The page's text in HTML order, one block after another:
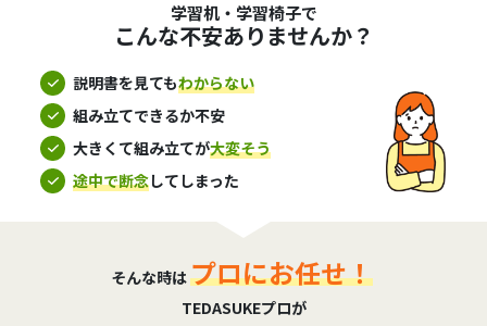
学習机・学習椅子で
こんな不安ありませんか？
説明書を見てもわからない
組み立てできるか不安
大きくて組み立てが大変そう
途中で断念してしまった
そんな時はプロにお任せ！
TEDASUKEプロが